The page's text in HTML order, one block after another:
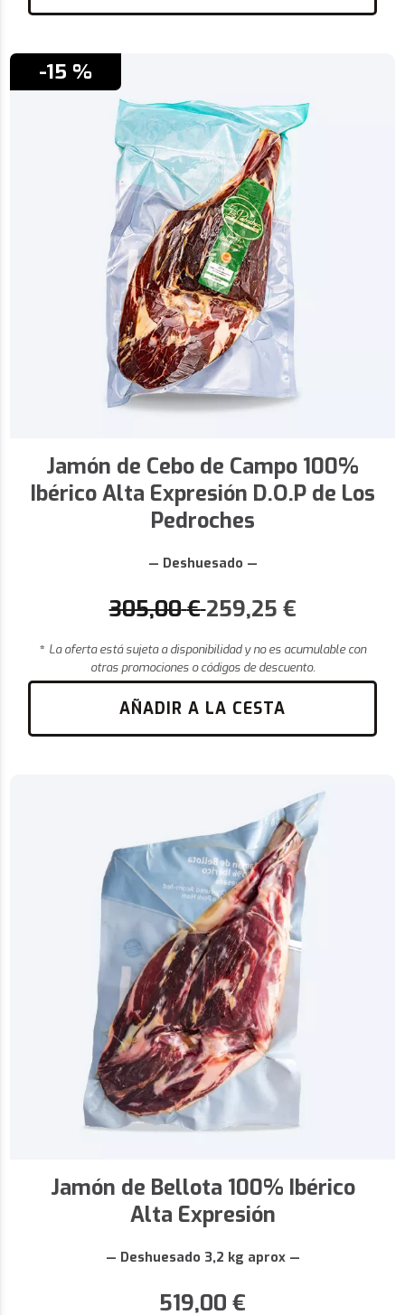
-15 %
Jamón de Cebo de Campo 100%
Ibérico Alta Expresión D.O.P de Los
Pedroches
— Deshuesado —
305,00€259,25 €
* La oferta está sujeta a disponibilidad y no es acumulable con
otras promociones o códigos de descuento.
AÑADIR A LA CESTA
Jamón de Bellota 100% Ibérico
Alta Expresión
— Deshuesado 3,2 kg aprox —
519,00 €